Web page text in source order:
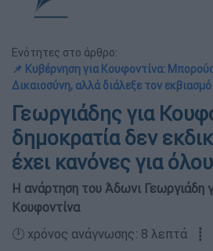
Ενότητες στο άρθρο:
📌 Κυβέρνηση για Κουφοντίνα:
Δικαιοσύνη, αλλά διάλεξε τον εκβιασμό
Γεωργιάδης για
δημοκρατία δεν
έχει κανόνες για
Η ανάρτηση του Άδωνι Γεωργιάδη
Κουφοντίνα
🕛 χρόνος ανάγνωσης: 8 λεπτά ┋